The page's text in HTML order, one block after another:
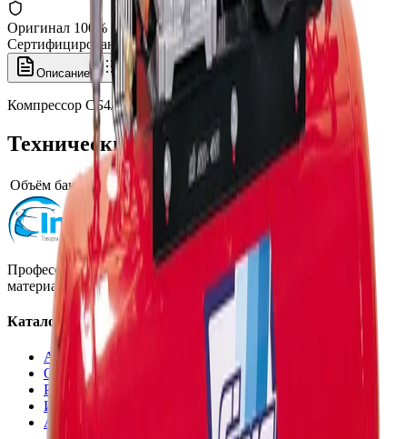
Оригинал 100%
Сертифицированный товар
Описание Характеристики
Компрессор СБ4/С-270.АВ858, Fiac
Технические характеристики
Объём бака/ресивера 300
Профессиональная автохимия, оборудование и расходные
материалы для детейлинга.
Каталог
Автохимия
Оборудование
Расходные материалы
Инструменты
Аксессуары